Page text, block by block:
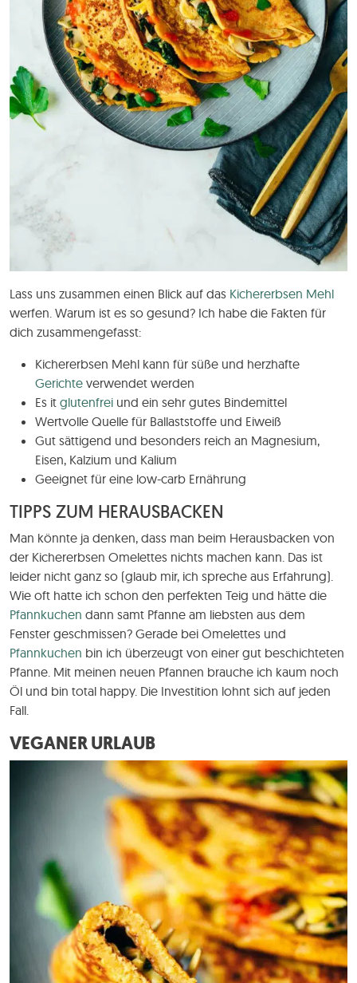
Lass uns zusammen einen Blick auf das Kichererbsen Mehl
werfen. Warum ist es so gesund? Ich habe die Fakten für
dich zusammengefasst:
Kichererbsen Mehl kann für süße und herzhafte
Gerichte verwendet werden
Es it glutenfrei und ein sehr gutes Bindemittel
Wertvolle Quelle für Ballaststoffe und Eiweiß
Gut sättigend und besonders reich an Magnesium,
Eisen, Kalzium und Kalium
Geeignet für eine low-carb Ernährung
TIPPS ZUM HERAUSBACKEN
Man könnte ja denken, dass man beim Herausbacken von
der Kichererbsen Omelettes nichts machen kann. Das ist
leider nicht ganz so (glaub mir, ich spreche aus Erfahrung).
Wie oft hatte ich schon den perfekten Teig und hätte die
Pfannkuchen dann samt Pfanne am liebsten aus dem
Fenster geschmissen? Gerade bei Omelettes und
Pfannkuchen bin ich überzeugt von einer gut beschichteten
Pfanne. Mit meinen neuen Pfannen brauche ich kaum noch
Öl und bin total happy. Die Investition lohnt sich auf jeden
Fall.
VEGANER URLAUB